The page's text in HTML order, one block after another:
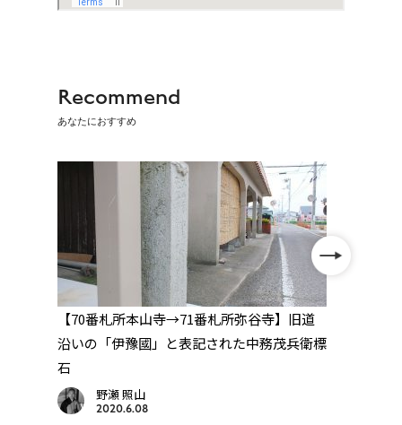
Recommend
あなたにおすすめ
【70番札所本山寺→71番札所弥谷寺】旧道
沿いの「伊豫國」と表記された中務茂兵衛標
石
野瀬 照山
2020.6.08